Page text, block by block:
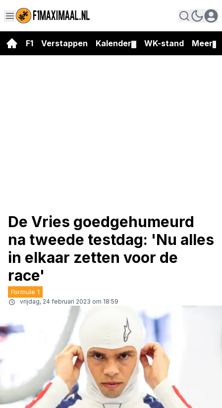
F1 Verstappen Kalender WK-stand Meer
De Vries goedgehumeurd
na tweede testdag: 'Nu alles
in elkaar zetten voor de
race'
Formule 1
vrijdag, 24 februari 2023 om 18:59